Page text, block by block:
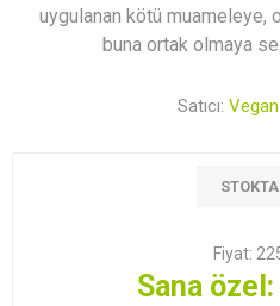
uygulanan kötü muameleye,
buna ortak olmaya
Satıcı:
Fiyat:
Sana özel: